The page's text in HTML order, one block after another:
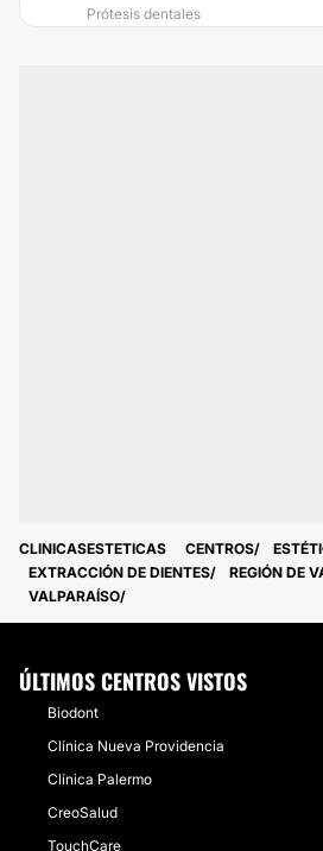
Prótesis dentales
CLINICASESTETICAS CENTROS
EXTRACCIÓN DE DIENTES
REGIÓN DE
VALPARAÍSO
ÚLTIMOS CENTROS VISTOS
Biodont
Clínica Nueva Providencia
Clínica Palermo
CreoSalud
TouchCare